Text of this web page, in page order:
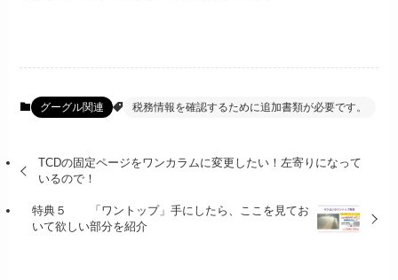
グーグル関連 税務情報を確認するために追加書類が必要です。
TCDの固定ページをワンカラムに変更したい！左寄りになって
いるので！
特典５ 「ワントップ」手にしたら、ここを見てお
いて欲しい部分を紹介